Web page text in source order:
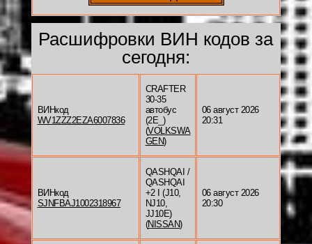
Расшифровки ВИН кодов за
сегодня:
ВИНкод
WV1ZZZ2EZA6007836
CRAFTER
30-35
автобус
(2E_)
(VOLKSWA
GEN)
06 август 2026
20:31
ВИНкод
SJNFBAJ1002318967
QASHQAI /
QASHQAI
+2 I (J10,
NJ10,
JJ10E)
(NISSAN)
06 август 2026
20:30